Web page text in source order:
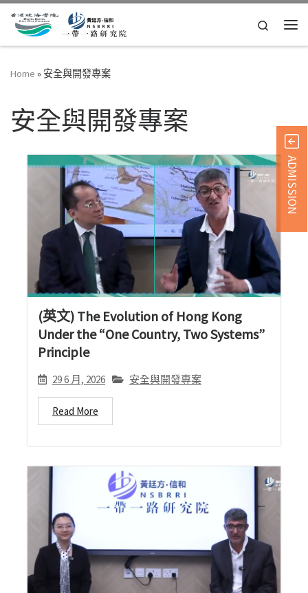
Skip to content Search
Home » 安全與開發專案
安全與開發專案
(英文) The Evolution of Hong Kong
Under the “One Country, Two Systems”
Principle
29 6 月, 2026 安全與開發專案
Read More
ADMISSION